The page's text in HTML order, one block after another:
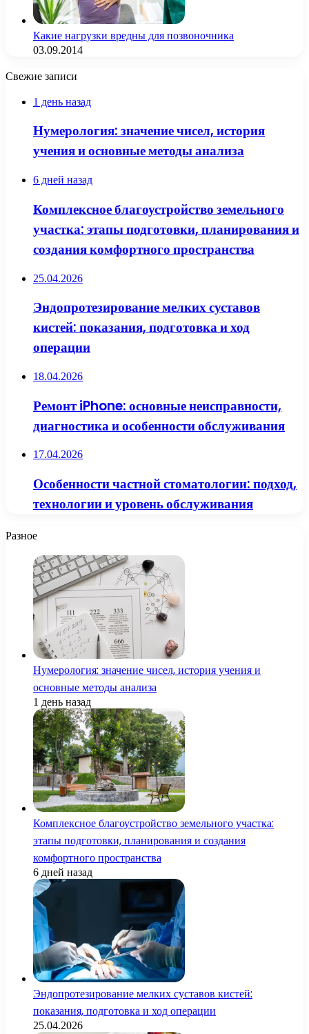
Какие нагрузки вредны для позвоночника
03.09.2014
Свежие записи
1 день назад
Нумерология: значение чисел, история
учения и основные методы анализа
6 дней назад
Комплексное благоустройство земельного
участка: этапы подготовки, планирования и
создания комфортного пространства
25.04.2026
Эндопротезирование мелких суставов
кистей: показания, подготовка и ход
операции
18.04.2026
Ремонт iPhone: основные неисправности,
диагностика и особенности обслуживания
17.04.2026
Особенности частной стоматологии: подход,
технологии и уровень обслуживания
Разное
Нумерология: значение чисел, история учения и
основные методы анализа
1 день назад
Комплексное благоустройство земельного участка:
этапы подготовки, планирования и создания
комфортного пространства
6 дней назад
Эндопротезирование мелких суставов кистей:
показания, подготовка и ход операции
25.04.2026